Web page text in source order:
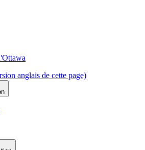
anglais de cette page)